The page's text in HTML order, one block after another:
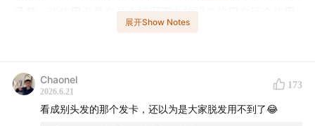
己第一张信用卡是在什么情况下办的吗？你现在还会使用
本期还有关于端午假期、现代汽车、世界杯和 Anthropic
展开Show Notes
Chaonel
2026.6.21
173
看成别头发的那个发卡，还以为是大家脱发用不到了😂